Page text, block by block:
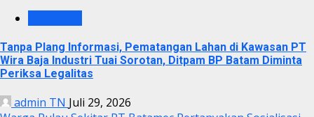
Tanpa Plang Informasi, Pematangan Lahan di Kawasan PT
Wira Baja Industri Tuai Sorotan, Ditpam BP Batam Diminta
Periksa Legalitas
admin TN Juli 29, 2026